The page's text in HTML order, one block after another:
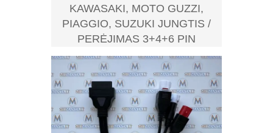
KAWASAKI, MOTO GUZZI,
PIAGGIO, SUZUKI JUNGTIS /
PERĖJIMAS 3+4+6 PIN